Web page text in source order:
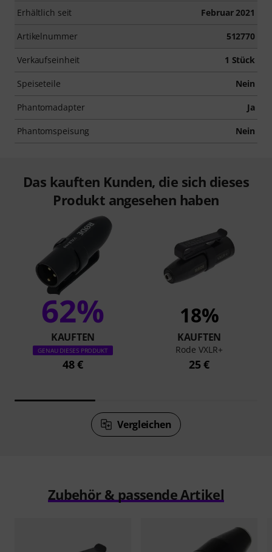
Erhältlich seit Februar 2021
Artikelnummer 512770
Verkaufseinheit 1 Stück
Speiseteile Nein
Phantomadapter Ja
Phantomspeisung Nein
Das kauften Kunden, die sich dieses
Produkt angesehen haben
62%
KAUFTEN
GENAU DIESES PRODUKT
48 €
18%
KAUFTEN
Rode VXLR+
25 €
Vergleichen
Zubehör & passende Artikel